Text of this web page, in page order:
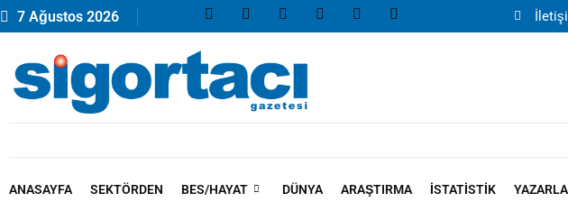
7 Ağustos 2026
ANASAYFA SEKTÖRDEN BES/HAYAT DÜNYA ARAŞTIRMA İSTATISTIK